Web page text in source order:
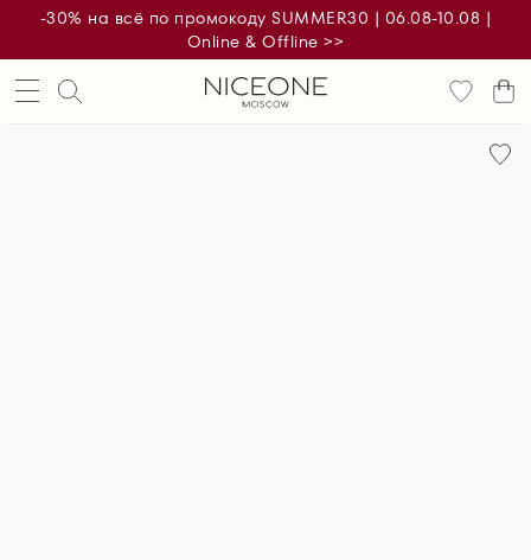
-30% на всё по промокоду SUMMER30 | 06.08-10.08 |
Online & Offline >>